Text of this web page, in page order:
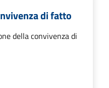
di fatto
della convivenza di